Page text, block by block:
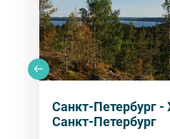
Санкт-Петербург -
Санкт-Петербург